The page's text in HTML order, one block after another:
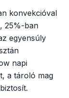
konvekcióval
25%-ban
egyensúly
napi
a tároló mag